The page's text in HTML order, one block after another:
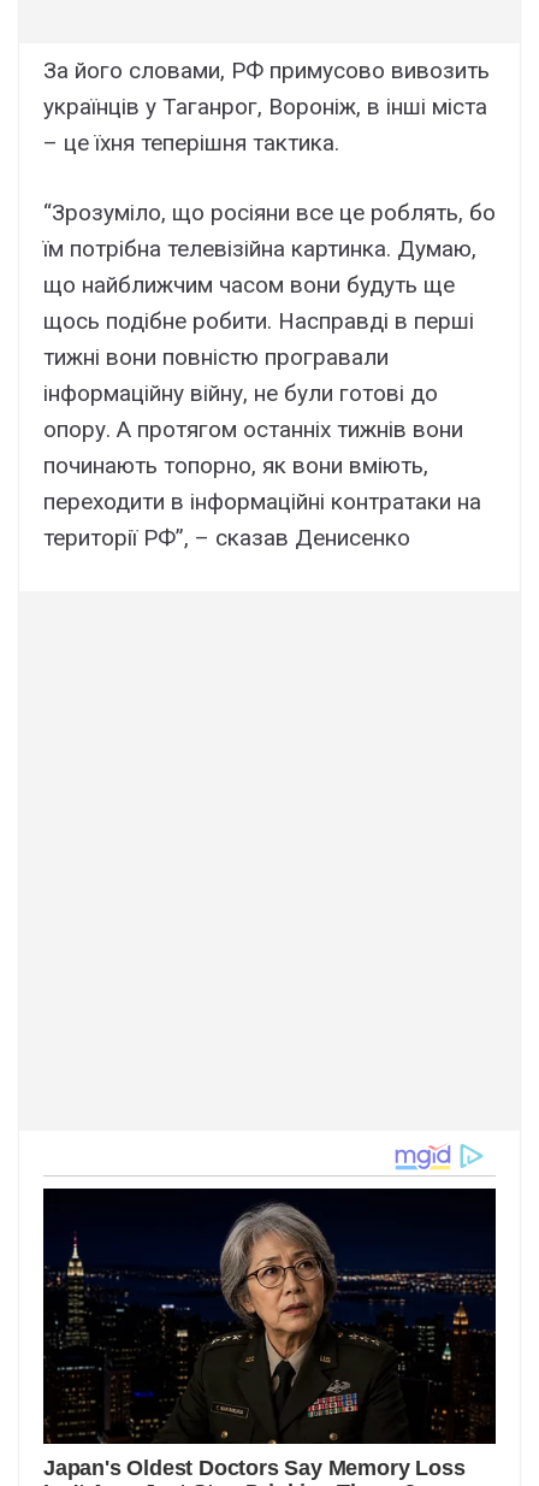
За його словами, РФ примусово вивозить
українців у Таганрог, Вороніж, в інші міста
– це їхня теперішня тактика.
“Зрозуміло, що росіяни все це роблять, бо
їм потрібна телевізійна картинка. Думаю,
що найближчим часом вони будуть ще
щось подібне робити. Насправді в перші
тижні вони повністю програвали
інформаційну війну, не були готові до
опору. А протягом останніх тижнів вони
починають топорно, як вони вміють,
переходити в інформаційні контратаки на
території РФ”, – сказав Денисенко